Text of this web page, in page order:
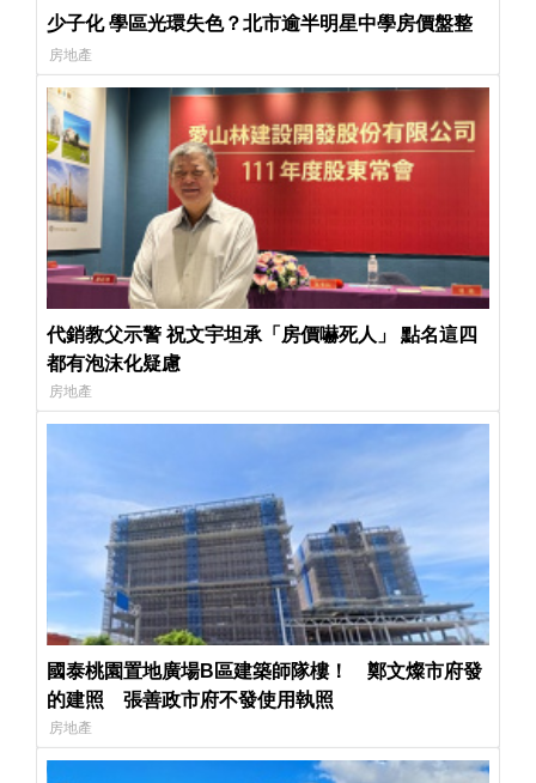
少子化 學區光環失色？北市逾半明星中學房價盤整
房地產
代銷教父示警 祝文宇坦承「房價嚇死人」 點名這四
都有泡沫化疑慮
房地產
國泰桃園置地廣場B區建築師隊樓！ 鄭文燦市府發
的建照 張善政市府不發使用執照
房地產